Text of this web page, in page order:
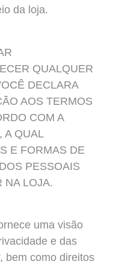
da loja.
QUALQUER
DECLARA
AOS TERMOS
COM A
A QUAL
E FORMAS DE
PESSOAIS
NA LOJA.
uma visão
e das
bem como direitos